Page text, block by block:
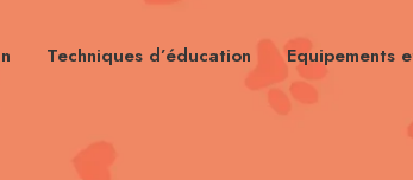
Techniques d’éducation Equipements